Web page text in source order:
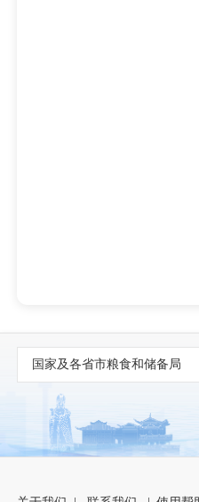
国家及各省市粮食和储备局